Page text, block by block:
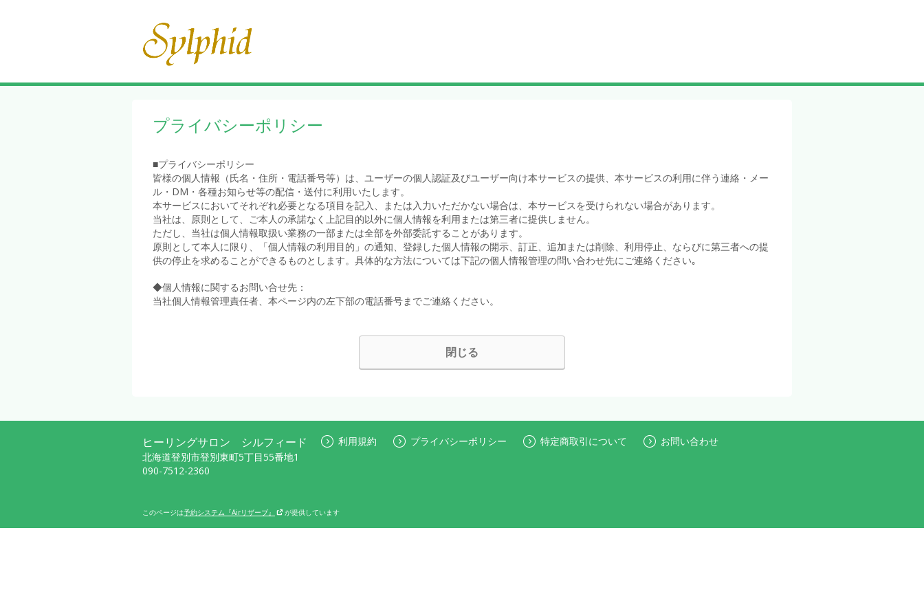
プライバシーポリシー
■プライバシーポリシー
皆様の個人情報（氏名・住所・電話番号等）は、ユーザーの個人認証及びユーザー向け本サービスの提供、本サービスの利用に伴う連絡・メー
ル・DM・各種お知らせ等の配信・送付に利用いたします。
本サービスにおいてそれぞれ必要となる項目を記入、または入力いただかない場合は、本サービスを受けられない場合があります。
当社は、原則として、ご本人の承諾なく上記目的以外に個人情報を利用または第三者に提供しません。
ただし、当社は個人情報取扱い業務の一部または全部を外部委託することがあります。
原則として本人に限り、「個人情報の利用目的」の通知、登録した個人情報の開示、訂正、追加または削除、利用停止、ならびに第三者への提
供の停止を求めることができるものとします。具体的な方法については下記の個人情報管理の問い合わせ先にご連絡ください｡
◆個人情報に関するお問い合せ先：
当社個人情報管理責任者、本ページ内の左下部の電話番号までご連絡ください。
閉じる
ヒーリングサロン シルフィード
北海道登別市登別東町5丁目55番地1
090-7512-2360
利用規約 プライバシーポリシー 特定商取引について お問い合わせ
このページは予約システム『Airリザーブ』 が提供しています